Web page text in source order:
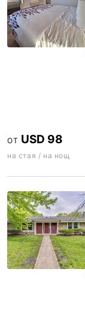
ОТ USD 98
на стая / на нощ